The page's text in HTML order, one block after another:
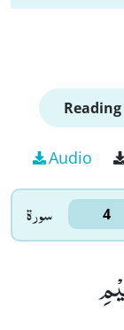
Reading
Audio
سورۃ 4